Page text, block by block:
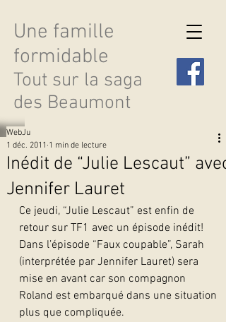
Une famille
formidable
Tout sur la saga
des Beaumont
Découvrir les saisons
Inédit de “Julie Lescaut” avec
Jennifer Lauret
WebJu
1 déc. 2011 1 min de lecture
Ce jeudi, “Julie Lescaut” est enfin de
retour sur TF1 avec un épisode inédit!
Dans l’épisode “Faux coupable”, Sarah
(interprétée par Jennifer Lauret) sera
mise en avant car son compagnon
Roland est embarqué dans une situation
plus que compliquée.